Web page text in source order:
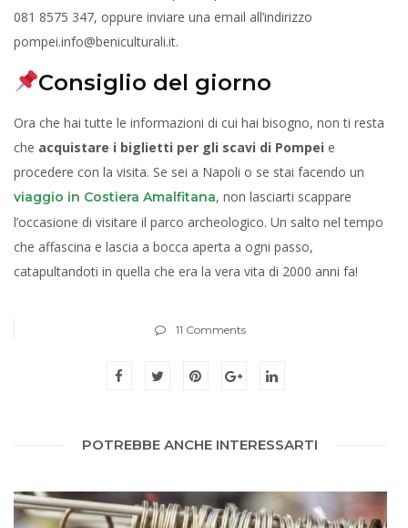
081 8575 347, oppure inviare una email all’indirizzo
pompei.info@beniculturali.it.
Consiglio del giorno
Ora che hai tutte le informazioni di cui hai bisogno, non ti resta
che acquistare i biglietti per gli scavi di Pompei e
procedere con la visita. Se sei a Napoli o se stai facendo un
viaggio in Costiera Amalfitana, non lasciarti scappare
l’occasione di visitare il parco archeologico. Un salto nel tempo
che affascina e lascia a bocca aperta a ogni passo,
catapultandoti in quella che era la vera vita di 2000 anni fa!
11 Comments
POTREBBE ANCHE INTERESSARTI